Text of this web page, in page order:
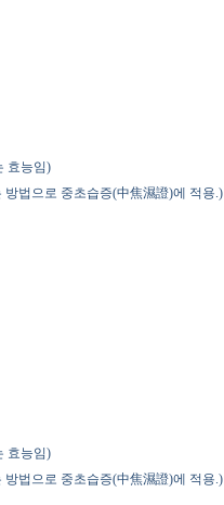
효능임)
법으로 중초습증(中焦濕證)에 적용.)
효능임)
법으로 중초습증(中焦濕證)에 적용.)